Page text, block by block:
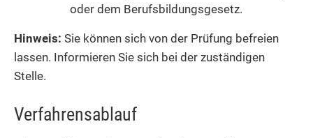
oder dem Berufsbildungsgesetz.
Hinweis: Sie können sich von der Prüfung befreien
lassen. Informieren Sie sich bei der zuständigen
Stelle.
Verfahrensablauf